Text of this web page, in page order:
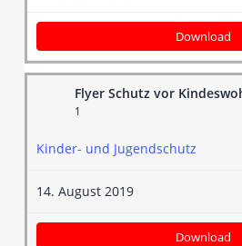
Download
Flyer Schutz vor
1
Kinder- und Jugendschutz
14. August 2019
Download